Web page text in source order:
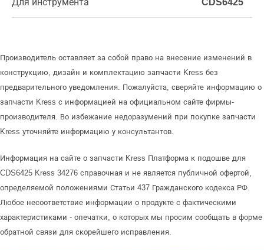
Для инструмента CDS6425
Производитель оставляет за собой право на внесение изменений в
конструкцию, дизайн и комплектацию запчасти Kress без
предварительного уведомления. Пожалуйста, сверяйте информацию о
запчасти Kress с информацией на официальном сайте фирмы-
производителя. Во избежание недоразумений при покупке запчасти
Kress уточняйте информацию у консультантов.
Информация на сайте о запчасти Kress Платформа к подошве для
CDS6425 Kress 34276 справочная и не является публичной офертой,
определяемой положениями Статьи 437 Гражданского кодекса РФ.
Любое несоответствие информации о продукте с фактическими
характеристиками - опечатки, о которых мы просим сообщать в форме
обратной связи для скорейшего исправления.